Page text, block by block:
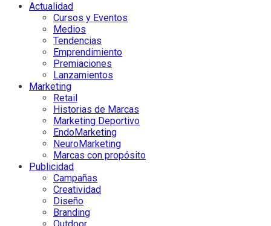
Actualidad
Cursos y Eventos
Medios
Tendencias
Emprendimiento
Premiaciones
Lanzamientos
Marketing
Retail
Historias de Marcas
Marketing Deportivo
EndoMarketing
NeuroMarketing
Marcas con propósito
Publicidad
Campañas
Creatividad
Diseño
Branding